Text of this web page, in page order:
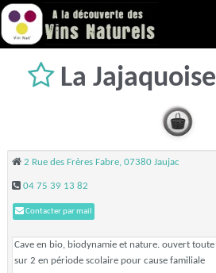
La
2 Rue des Frères Fabre, 07380 Jaujac
04 75 39 13 82
Contacter par mail
Cave en bio, biodynamie et nature. ouvert toute
sur 2 en période scolaire pour cause familiale